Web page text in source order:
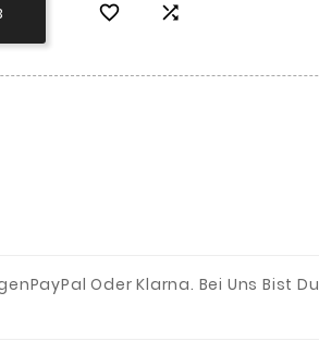
 
PayPal Oder Klarna. Bei Uns Bist Du